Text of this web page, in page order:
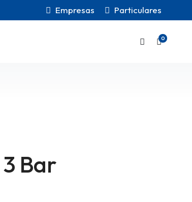
Empresas Particulares
0
Bar